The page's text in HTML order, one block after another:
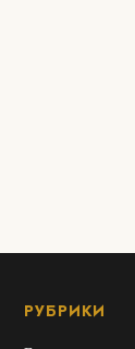
РУБРИКИ